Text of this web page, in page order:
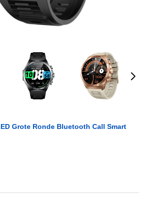
Grote Ronde Bluetooth Call Smart